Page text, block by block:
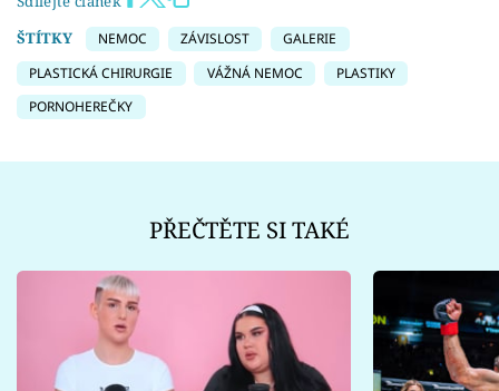
ŠTÍTKY
NEMOC ZÁVISLOST
GALERIE
PLASTICKÁ CHIRURGIE
VÁŽNÁ NEMOC
PLASTIKY
PORNOHEREČKY
PŘEČTĚTE SI TAKÉ